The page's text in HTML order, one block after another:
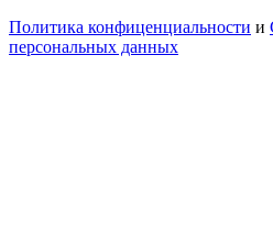
Политика конфиценциальности и
персональных данных